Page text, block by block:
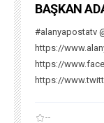
BAŞKAN
#alanyapostatv
https://
https://
https://
--